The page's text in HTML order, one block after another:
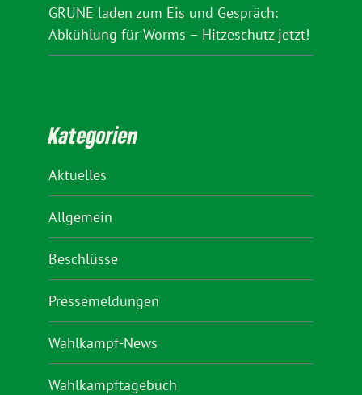
GRÜNE laden zum Eis und Gespräch:
Abkühlung für Worms – Hitzeschutz jetzt!
Kategorien
Aktuelles
Allgemein
Beschlüsse
Pressemeldungen
Wahlkampf-News
Wahlkampftagebuch